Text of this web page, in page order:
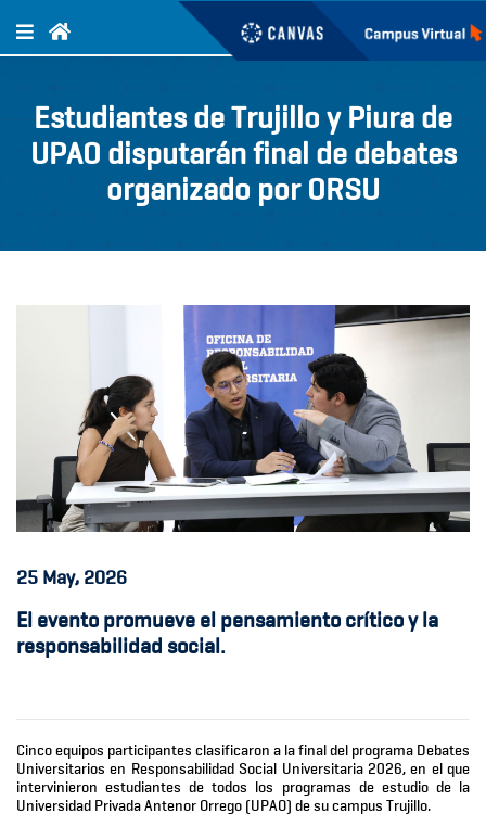
Estudiantes de Trujillo y Piura de
UPAO disputarán final de debates
organizado por ORSU
25 May, 2026
El evento promueve el pensamiento crítico y la
responsabilidad social.
Cinco equipos participantes clasificaron a la final del programa Debates
Universitarios en Responsabilidad Social Universitaria 2026, en el que
intervinieron estudiantes de todos los programas de estudio de la
Universidad Privada Antenor Orrego (UPAO) de su campus Trujillo.